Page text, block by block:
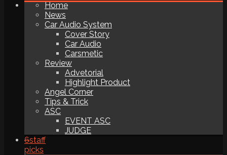
Home
News
Car Audio System
Cover Story
Car Audio
Carsmetic
Review
Advetorial
Highlight Product
Angel Corner
Tips & Trick
ASC
EVENT ASC
JUDGE
6staff
picks